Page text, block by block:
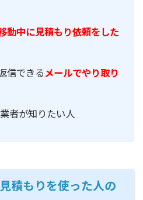
動中に見積もり依頼をした
信できるメールでやり取り
者が知りたい人
積もりを使った人の